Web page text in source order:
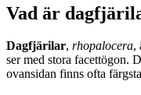
Vad är
Dagfjärilar, rhopalocera,
ser med stora facettögon.
ovansidan finns ofta